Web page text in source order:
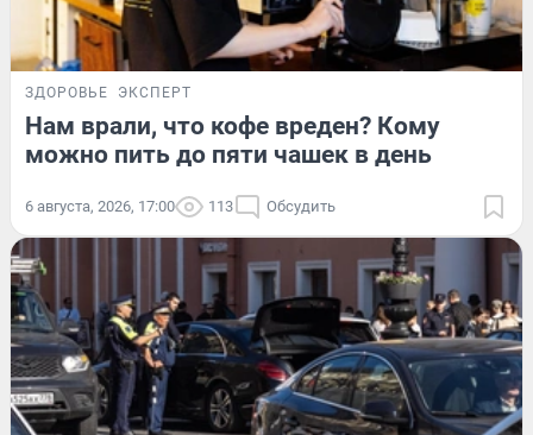
ЗДОРОВЬЕ ЭКСПЕРТ
Нам врали, что кофе вреден? Кому
можно пить до пяти чашек в день
6 августа, 2026, 17:00 113 Обсудить